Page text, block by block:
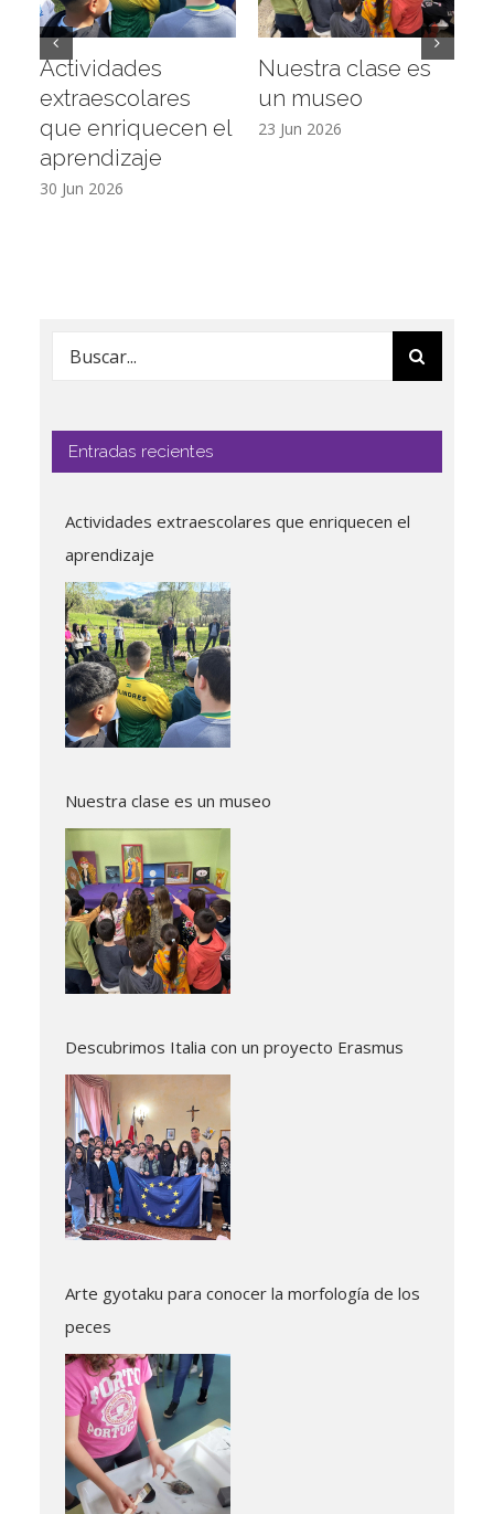
Actividades
extraescolares
que enriquecen el
aprendizaje
30 Jun 2026
Nuestra clase es
un museo
23 Jun 2026
Buscar:
Entradas recientes
Actividades extraescolares que enriquecen el
aprendizaje
Nuestra clase es un museo
Descubrimos Italia con un proyecto Erasmus
Arte gyotaku para conocer la morfología de los
peces